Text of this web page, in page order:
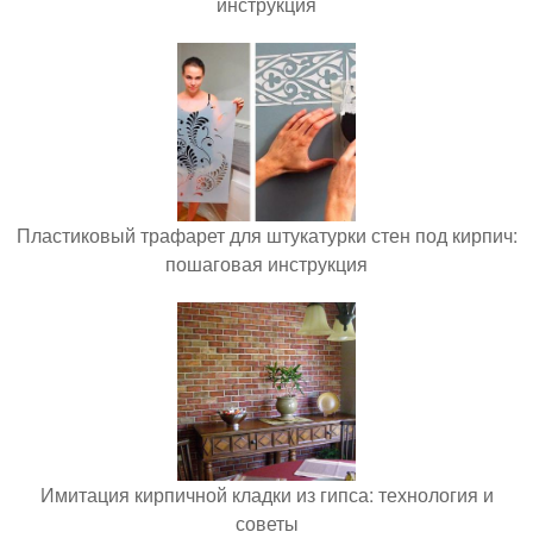
Пластиковый трафарет для штукатурки стен под кирпич:
пошаговая инструкция
Имитация кирпичной кладки из гипса: технология и
советы